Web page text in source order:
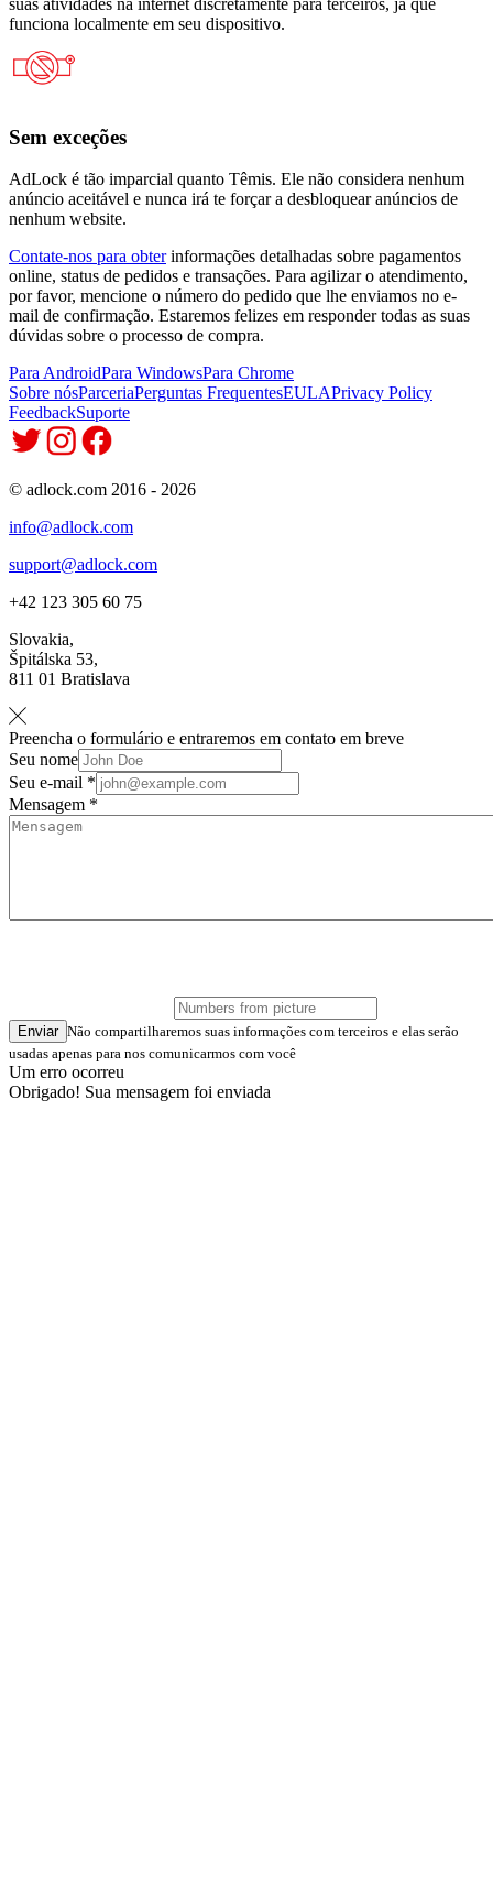
funciona localmente em seu dispositivo.
Sem exceções
AdLock é tão imparcial quanto Têmis. Ele não considera nenhum
anúncio aceitável e nunca irá te forçar a desbloquear anúncios de
nenhum website.
Contate-nos para obterinformações detalhadas sobre pagamentos
online, status de pedidos e transações. Para agilizar o atendimento,
por favor, mencione o número do pedido que lhe enviamos no e-
mail de confirmação. Estaremos felizes em responder todas as suas
dúvidas sobre o processo de compra.
Para AndroidPara WindowsPara Chrome
Sobre nósParceriaPerguntas FrequentesEULAPrivacy Policy
FeedbackSuporte
© adlock.com 2016 - 2026
info@adlock.com
support@adlock.com
+42 123 305 60 75
Slovakia,
Špitálska 53,
811 01 Bratislava
Preencha o formulário e entraremos em contato em breve
Seu nome
Seu e-mail *
Mensagem *
Enviar Não compartilharemos suas informações com terceiros e elas serão
usadas apenas para nos comunicarmos com você
Um erro ocorreu
Obrigado! Sua mensagem foi enviada